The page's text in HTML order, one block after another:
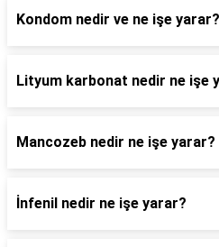
Kondom nedir ve ne işe yarar?
Lityum karbonat nedir ne işe
Mancozeb nedir ne işe yarar?
İnfenil nedir ne işe yarar?